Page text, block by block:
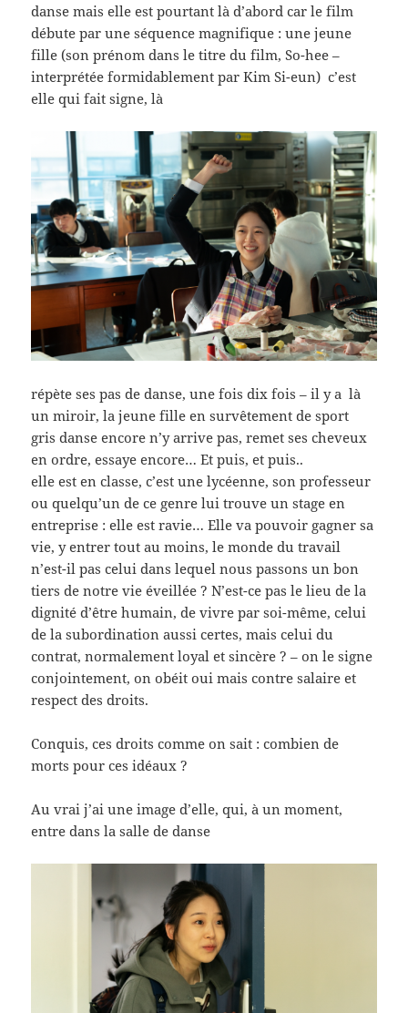
danse mais elle est pourtant là d’abord car le film
débute par une séquence magnifique : une jeune
fille (son prénom dans le titre du film, So-hee –
interprétée formidablement par Kim Si-eun) c’est
elle qui fait signe, là
répète ses pas de danse, une fois dix fois – il y a là
un miroir, la jeune fille en survêtement de sport
gris danse encore n’y arrive pas, remet ses cheveux
en ordre, essaye encore… Et puis, et puis..
elle est en classe, c’est une lycéenne, son professeur
ou quelqu’un de ce genre lui trouve un stage en
entreprise : elle est ravie… Elle va pouvoir gagner sa
vie, y entrer tout au moins, le monde du travail
n’est-il pas celui dans lequel nous passons un bon
tiers de notre vie éveillée ? N’est-ce pas le lieu de la
dignité d’être humain, de vivre par soi-même, celui
de la subordination aussi certes, mais celui du
contrat, normalement loyal et sincère ? – on le signe
conjointement, on obéit oui mais contre salaire et
respect des droits.
Conquis, ces droits comme on sait : combien de
morts pour ces idéaux ?
Au vrai j’ai une image d’elle, qui, à un moment,
entre dans la salle de danse